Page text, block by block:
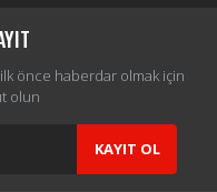
önce haberdar olmak için
olun
KAYIT OL